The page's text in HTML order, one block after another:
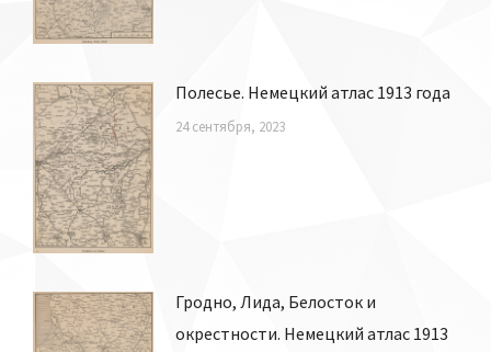
Полесье. Немецкий атлас 1913 года
24 сентября, 2023
Гродно, Лида, Белосток и
окрестности. Немецкий атлас 1913